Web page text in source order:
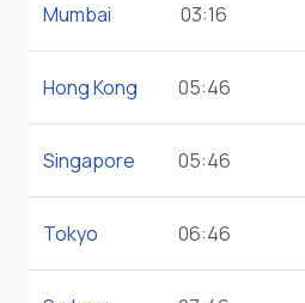
Mumbai 03:16
Hong Kong 05:46
Singapore 05:46
Tokyo 06:46